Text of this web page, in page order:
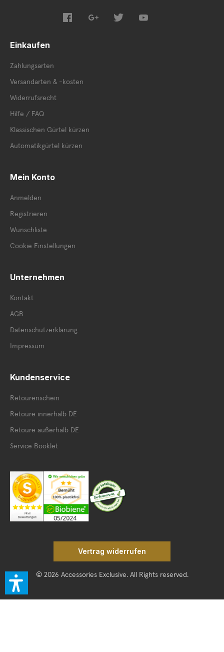
Einkaufen
Zahlungsarten
Versandarten & -kosten
Widerrufsrecht
Hilfe / FAQ
Klassischen Gürtel kürzen
Automatikgürtel kürzen
Mein Konto
Anmelden
Registrieren
Wunschliste
Cookie Einstellungen
Unternehmen
Kontakt
AGB
Datenschutzerklärung
Impressum
Kundenservice
Retourenschein
Retoure innerhalb DE
Retoure außerhalb DE
Service Booklet
Vertrag widerrufen
© 2026 Accessories Exclusive. All Rights reserved.